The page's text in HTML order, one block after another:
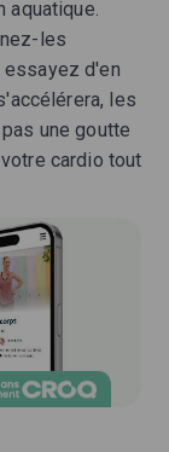
aquatique.
les
d'en
les
une goutte
cardio tout